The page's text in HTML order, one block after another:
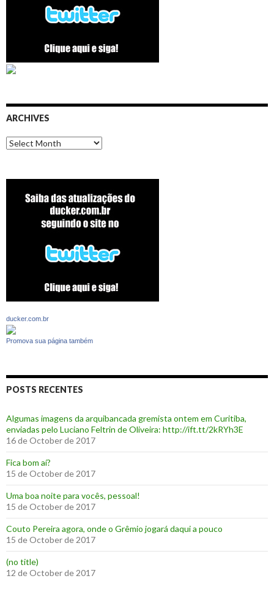
ARCHIVES
Archives
ducker.com.br
Promova sua página também
POSTS RECENTES
Algumas imagens da arquibancada gremista ontem em Curitiba,
enviadas pelo Luciano Feltrin de Oliveira: http://ift.tt/2kRYh3E
16 de October de 2017
‪Fica bom aí?‬
15 de October de 2017
Uma boa noite para vocês, pessoal!
15 de October de 2017
‪Couto Pereira agora, onde o Grêmio jogará daqui a pouco ‬
15 de October de 2017
(no title)
12 de October de 2017